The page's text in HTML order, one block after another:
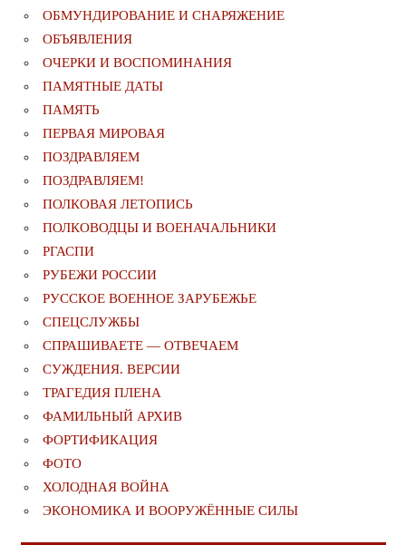
ОБМУНДИРОВАНИЕ И СНАРЯЖЕНИЕ
ОБЪЯВЛЕНИЯ
ОЧЕРКИ И ВОСПОМИНАНИЯ
ПАМЯТНЫЕ ДАТЫ
ПАМЯТЬ
ПЕРВАЯ МИРОВАЯ
ПОЗДРАВЛЯЕМ
ПОЗДРАВЛЯЕМ!
ПОЛКОВАЯ ЛЕТОПИСЬ
ПОЛКОВОДЦЫ И ВОЕНАЧАЛЬНИКИ
РГАСПИ
РУБЕЖИ РОССИИ
РУССКОЕ ВОЕННОЕ ЗАРУБЕЖЬЕ
СПЕЦСЛУЖБЫ
СПРАШИВАЕТЕ — ОТВЕЧАЕМ
СУЖДЕНИЯ. ВЕРСИИ
ТРАГЕДИЯ ПЛЕНА
ФАМИЛЬНЫЙ АРХИВ
ФОРТИФИКАЦИЯ
ФОТО
ХОЛОДНАЯ ВОЙНА
ЭКОНОМИКА И ВООРУЖЁННЫЕ СИЛЫ